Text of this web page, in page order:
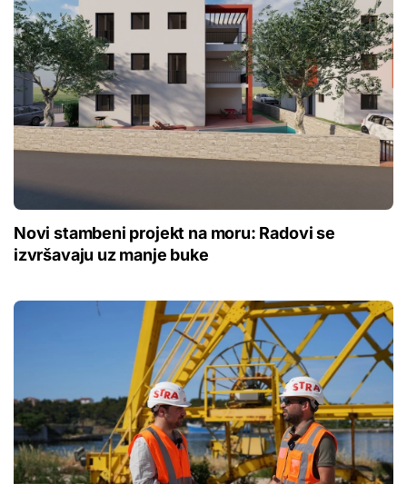
Novi stambeni projekt na moru: Radovi se
izvršavaju uz manje buke